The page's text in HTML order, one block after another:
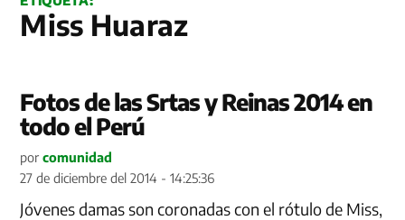
Miss Huaraz
Fotos de las Srtas y Reinas 2014 en
todo el Perú
por comunidad
27 de diciembre del 2014 - 14:25:36
Jóvenes damas son coronadas con el rótulo de Miss,